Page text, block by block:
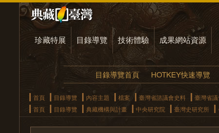
珍藏特展 目錄導覽 技術體驗 成果網站資源
目錄導覽首頁 HOTKEY快速導覽
首頁 目錄導覽 內容主題 檔案 臺灣省諮議會史料
臺灣省
首頁
目錄導覽 典藏機構與計畫 中央研究院 臺灣史研究所